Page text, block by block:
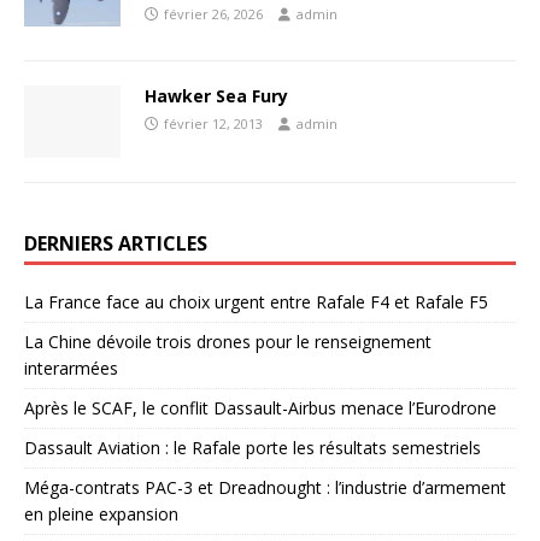
février 26, 2026 admin
Hawker Sea Fury
février 12, 2013 admin
DERNIERS ARTICLES
La France face au choix urgent entre Rafale F4 et Rafale F5
La Chine dévoile trois drones pour le renseignement
interarmées
Après le SCAF, le conflit Dassault-Airbus menace l’Eurodrone
Dassault Aviation : le Rafale porte les résultats semestriels
Méga-contrats PAC-3 et Dreadnought : l’industrie d’armement
en pleine expansion